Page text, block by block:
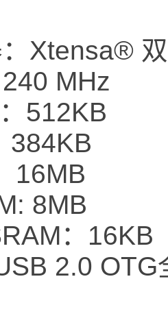
Xtensa®
MHz
512KB
384KB
16MB
8MB
：16KB
2.0 OTG